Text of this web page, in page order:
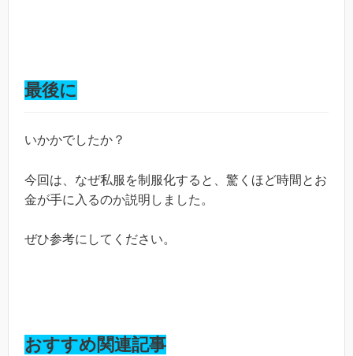
最後に
いかかでしたか？
今回は、なぜ私服を制服化すると、驚くほど時間とお
金が手に入るのか説明しました。
ぜひ参考にしてください。
おすすめ関連記事